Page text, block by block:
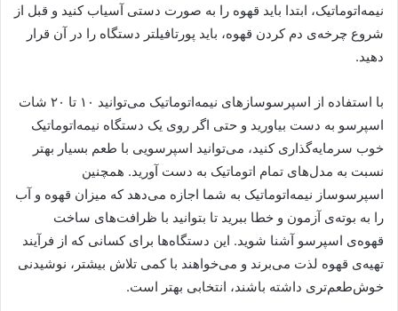
نیمه‌اتوماتیک، ابتدا باید قهوه را به صورت دستی آسیاب کنید و قبل از
شروع چرخه‌ی دم کردن قهوه، باید پورتافیلتر دستگاه را در آن قرار
دهید.
با استفاده از اسپرسوسازهای نیمه‌اتوماتیک می‌توانید ۱۰ تا ۲۰ شات
اسپرسو به دست بیاورید و حتی اگر روی یک دستگاه نیمه‌اتوماتیک
خوب سرمایه‌گذاری کنید، می‌توانید اسپرسویی با طعم بسیار بهتر
نسبت به مدل‌های تمام اتوماتیک به دست آورید. همچنین
اسپرسوساز نیمه‌اتوماتیک به شما اجازه می‌دهد که میزان قهوه و آب
را به بوته‌ی آزمون و خطا ببرید تا بتوانید با ظرافت‌های ساخت
قهوه‌ی اسپرسو آشنا شوید. این دستگاه‌ها برای کسانی که از فرآیند
تهیه‌ی قهوه لذت می‌برند و می‌خواهند با کمی تلاش بیشتر، نوشیدنی‌
خوش‌طعم‌تری داشته باشند، انتخابی بهتر است.